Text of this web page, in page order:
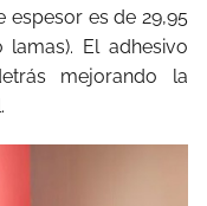
espesor es de 29,95
El adhesivo
mejorando la